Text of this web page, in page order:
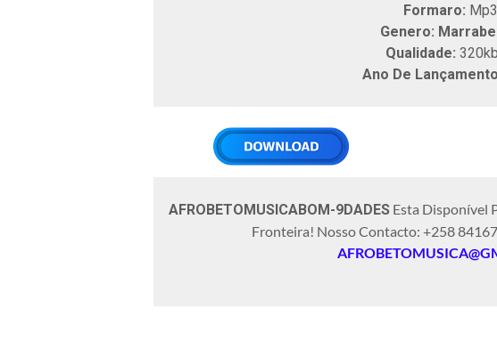
Formaro: Mp3
Genero:
Qualidade:
Ano De
AFROBETOMUSICABOM-9DADESEsta Disponível
Fronteira! Nosso Contacto: +258